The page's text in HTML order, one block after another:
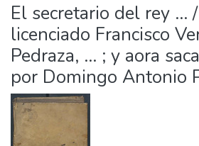
All of DSpace
Statistics
El secretario del rey ...
licenciado Francisco
Pedraza, ... ; y aora
por Domingo Antonio